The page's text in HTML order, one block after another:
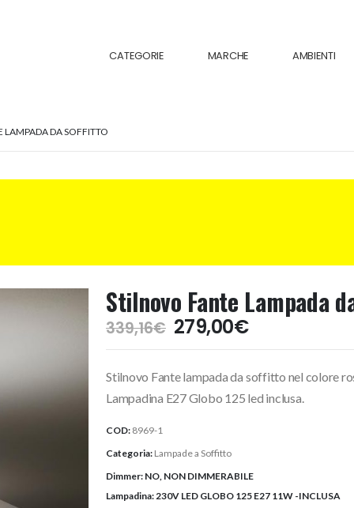
CATEGORIE MARCHE AMBIENTI
LAMPADA DA SOFFITTO
Stilnovo Fante Lampada
339,16€ Il
prezzo
era:
339,16€.
279,00€Il
prezzo
è:
279,00€.
Stilnovo Fante lampada da soffitto nel colore
Lampadina E27 Globo 125 led inclusa.
COD: 8969-1
Categoria: Lampade a Soffitto
Dimmer: NO, NON DIMMERABILE
Lampadina: 230V LED GLOBO 125 E27 11W -INCLUSA